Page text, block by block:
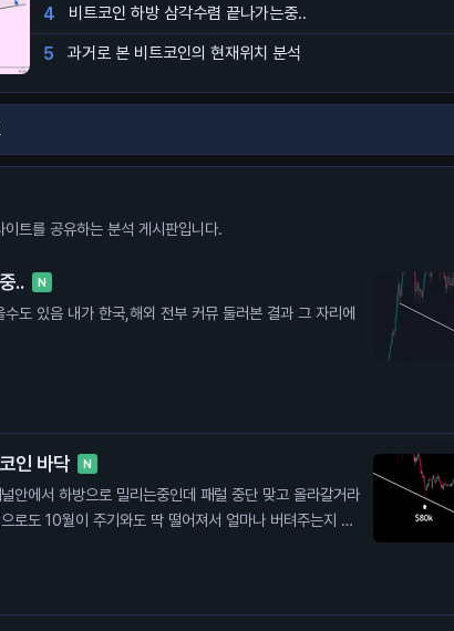
4 비트코인 하방 삼각수렴 끝나가는중..
5 과거로 본 비트코인의 현재위치 분석
트를 공유하는 분석 게시판입니다.
.. N
본 결과 그 자리에
인 바닥 N